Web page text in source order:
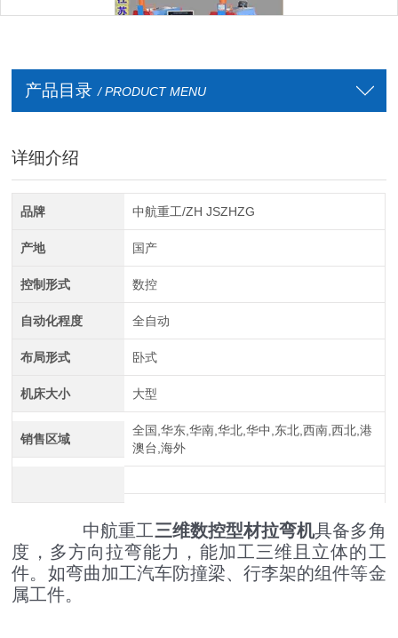
全自动CAD导图滚弯机
中航重工 大型拉弯机
产品目录 / PRODUCT MENU
详细介绍
品牌 中航重工/ZH JSZHZG
产地 国产
控制形式 数控
自动化程度 全自动
布局形式 卧式
机床大小 大型
销售区域
全国,华东,华南,华北,华中,东北,西南,西北,港
澳台,海外
中航重工三维数控型材拉弯机具备多角
度，多方向拉弯能力，能加工三维且立体的工
件。如弯曲加工汽车防撞梁、行李架的组件等金
属工件。